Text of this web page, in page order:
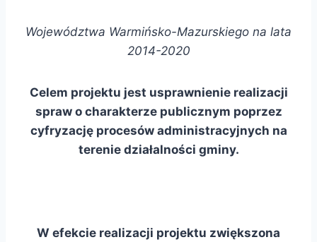
Województwa Warmińsko-Mazurskiego na lata
2014-2020
Celem projektu jest usprawnienie realizacji
spraw o charakterze publicznym poprzez
cyfryzację procesów administracyjnych na
terenie działalności gminy.
W efekcie realizacji projektu zwiększona